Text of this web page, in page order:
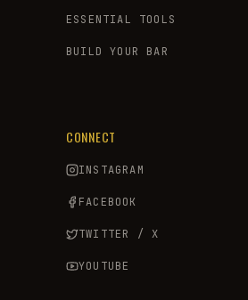
ESSENTIAL TOOLS
BUILD YOUR BAR
CONNECT
INSTAGRAM
FACEBOOK
TWITTER / X
YOUTUBE